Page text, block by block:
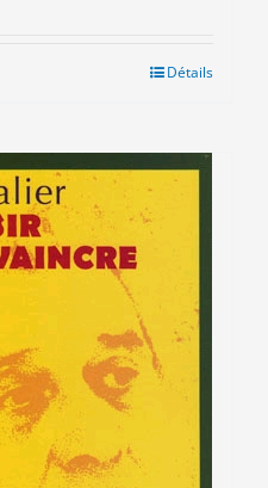
Détails